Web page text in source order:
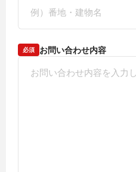
必須 お問い合わせ内容